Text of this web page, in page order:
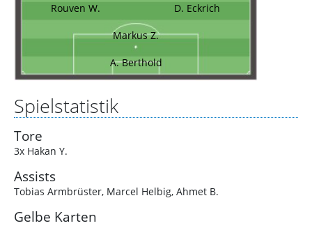
Rouven W. D. Eckrich
Markus Z.
A. Berthold
Spielstatistik
Tore
3x Hakan Y.
Assists
Tobias Armbrüster, Marcel Helbig, Ahmet B.
Gelbe Karten